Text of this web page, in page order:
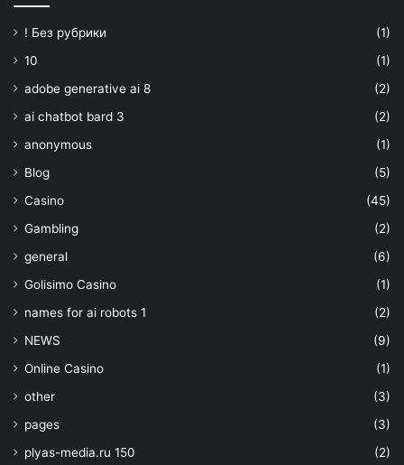
! Без рубрики
(1)
10
(1)
adobe generative ai 8
(2)
ai chatbot bard 3
(2)
anonymous
(1)
Blog
(5)
Casino
(45)
Gambling
(2)
general
(6)
Golisimo Casino
(1)
names for ai robots 1
(2)
NEWS
(9)
Online Casino
(1)
other
(3)
pages
(3)
plyas-media.ru 150
(2)